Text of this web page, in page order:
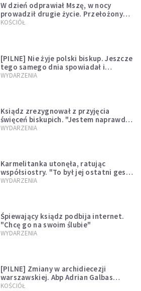
W dzień odprawiał Mszę, w nocy
prowadził drugie życie. Przełożony
kazał mu opuścić zakon
KOŚCIÓŁ
[PILNE] Nie żyje polski biskup. Jeszcze
tego samego dnia spowiadał i
sprawował Mszę świętą
WYDARZENIA
Ksiądz zrezygnował z przyjęcia
święceń biskupich. "Jestem naprawdę
niegodny"
WYDARZENIA
Karmelitanka utonęła, ratując
współsiostry. "To był jej ostatni gest
miłości"
WYDARZENIA
Śpiewający ksiądz podbija internet.
"Chcę go na swoim ślubie"
WYDARZENIA
[PILNE] Zmiany w archidiecezji
warszawskiej. Abp Adrian Galbas
wręczył dekrety nowym proboszczom
KOŚCIÓŁ